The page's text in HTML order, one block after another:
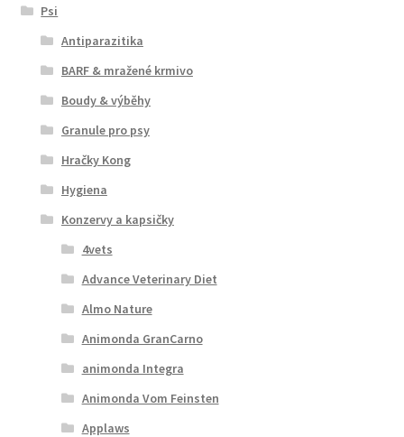
Psi
Antiparazitika
BARF & mražené krmivo
Boudy & výběhy
Granule pro psy
Hračky Kong
Hygiena
Konzervy a kapsičky
4vets
Advance Veterinary Diet
Almo Nature
Animonda GranCarno
animonda Integra
Animonda Vom Feinsten
Applaws